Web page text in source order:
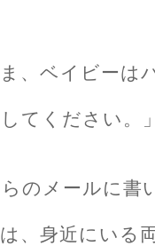
、ベイビーは
てください。
のメールに書
、身近にいる